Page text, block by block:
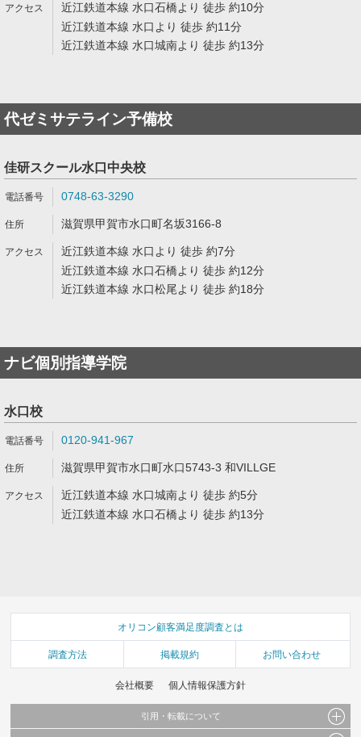
近江鉄道本線 水口石橋より 徒歩 約10分
近江鉄道本線 水口より 徒歩 約11分
近江鉄道本線 水口城南より 徒歩 約13分
代ゼミサテライン予備校
佳研スクール水口中央校
0748-63-3290
滋賀県甲賀市水口町名坂3166-8
近江鉄道本線 水口より 徒歩 約7分
近江鉄道本線 水口石橋より 徒歩 約12分
近江鉄道本線 水口松尾より 徒歩 約18分
ナビ個別指導学院
水口校
0120-941-967
滋賀県甲賀市水口町水口5743-3 和VILLGE
近江鉄道本線 水口城南より 徒歩 約5分
近江鉄道本線 水口石橋より 徒歩 約13分
オリコン顧客満足度調査とは
調査方法 掲載規約 お問い合わせ
会社概要 個人情報保護方針
引用・転載について